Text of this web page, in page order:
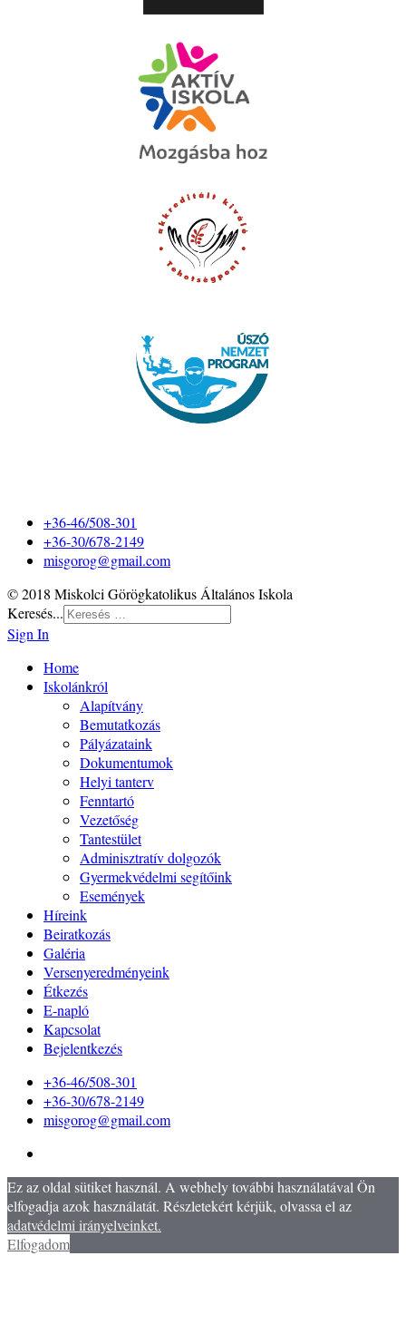
+36-46/508-301
+36-30/678-2149
misgorog@gmail.com
© 2018 Miskolci Görögkatolikus Általános Iskola
Keresés...
Sign In
Home
Iskolánkról
Alapítvány
Bemutatkozás
Pályázataink
Dokumentumok
Helyi tanterv
Fenntartó
Vezetőség
Tantestület
Adminisztratív dolgozók
Gyermekvédelmi segítőink
Események
Híreink
Beiratkozás
Galéria
Versenyeredményeink
Étkezés
E-napló
Kapcsolat
Bejelentkezés
+36-46/508-301
+36-30/678-2149
misgorog@gmail.com
Ez az oldal sütiket használ. A webhely további használatával Ön
elfogadja azok használatát. Részletekért kérjük, olvassa el az
adatvédelmi irányelveinket.
Elfogadom